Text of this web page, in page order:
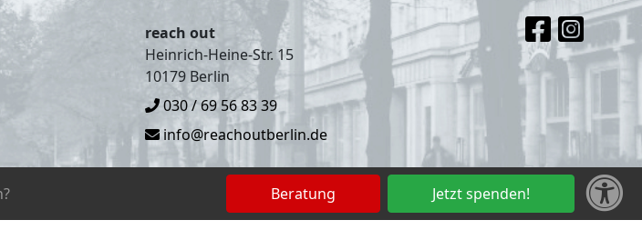
reach out
Heinrich-Heine-Str. 15
10179 Berlin
030 / 69 56 83 39
info@reachoutberlin.de
Beratung Jetzt spenden!